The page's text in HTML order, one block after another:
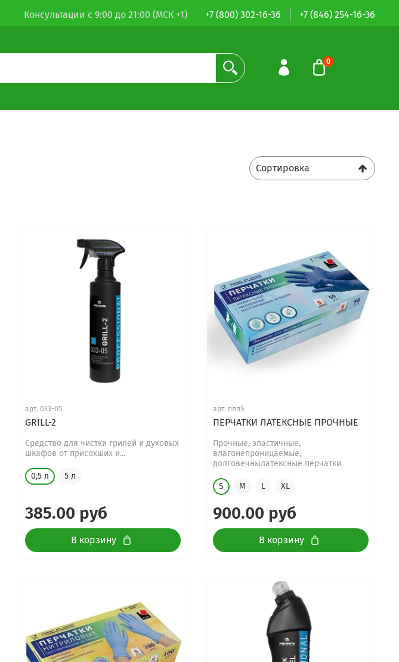
Консультации с 9:00 до 21:00 (МСК +1) +7 (800) 302-16-36 +7 (846) 254-16-36
0
арт.033-05
GRILL-2
Средство для чистки грилей и духовых
шкафов от присохших и...
0,5 л 5 л
385.00 руб
В корзину
арт. плпS
ПЕРЧАТКИ ЛАТЕКСНЫЕ ПРОЧНЫЕ
Прочные, эластичные,
влагонепроницаемые,
долговечнылатексные перчатки
S M L XL
900.00 руб
В корзину